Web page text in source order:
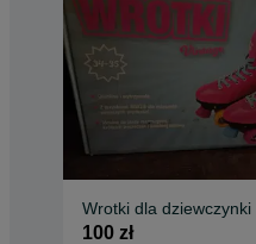
Wrotki dla dziewczynki
100 zł